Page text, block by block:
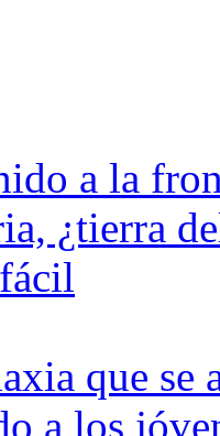
a la
¿tierra
que se
a los